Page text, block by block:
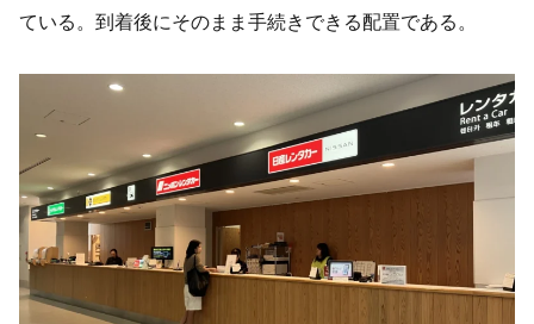
ている。到着後にそのまま手続きできる配置である。